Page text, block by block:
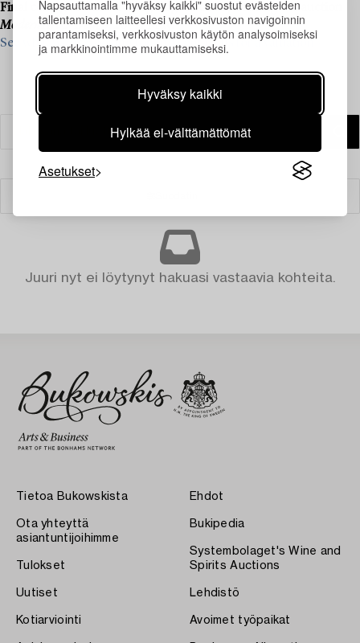
Napsauttamalla "hyväksy kaikki" suostut evästeiden
tallentamiseen laitteellesi verkkosivuston navigoinnin
parantamiseksi, verkkosivuston käytön analysoimiseksi
ja markkinointimme mukauttamiseksi.
Hyväksy kaikki
Hylkää ei-välttämättömät
Asetukset
Final consignments are ongoing for our upcoming live auction
Modern Art & Design, 20–21 May.
See what we are looking for and contact us for a valuation ›
Juuri nyt ei löytynyt hakuasi vastaavia kohteita.
Tietoa Bukowskista
Ota yhteyttä
asiantuntijoihimme
Tulokset
Uutiset
Kotiarviointi
Ehdot
Bukipedia
Systembolaget's Wine and
Spirits Auctions
Lehdistö
Avoimet työpaikat